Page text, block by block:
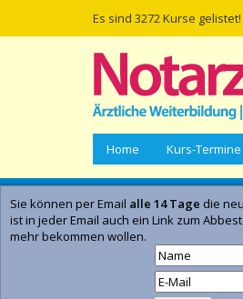
Es sind 3272 Kurse gelistet!
Home Kurs-Termine
Empfohlene
Notarztkurs Ingolstadt
20. November 2026 -
Sie können per Email alle 14 Tage die
ist in jeder Email auch ein Link zum
mehr bekommen wollen.